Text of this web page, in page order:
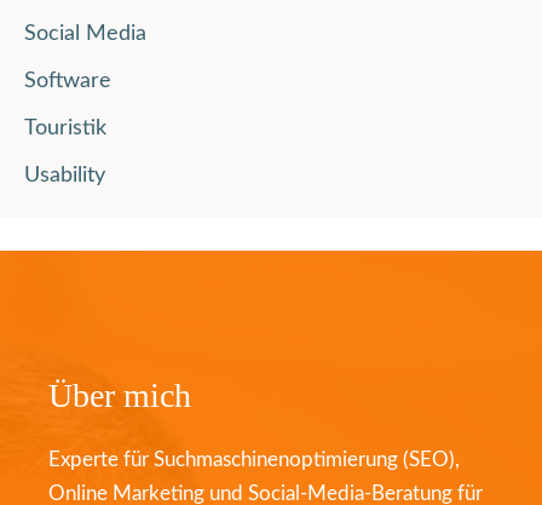
Social Media
Software
Touristik
Usability
Über mich
Experte für Suchmaschinenoptimierung (SEO),
Online Marketing und Social-Media-Beratung für